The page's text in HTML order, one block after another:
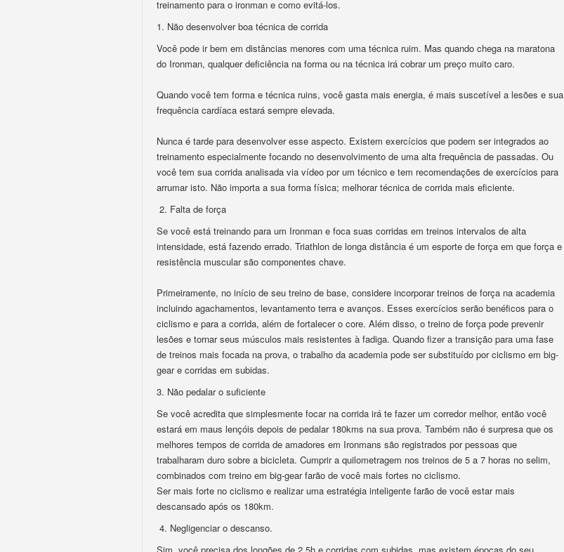
treinamento para o ironman e como evitá-los.
1. Não desenvolver boa técnica de corrida
Você pode ir bem em distâncias menores com uma técnica ruim. Mas quando chega na maratona
do Ironman, qualquer deficiência na forma ou na técnica irá cobrar um preço muito caro.
Quando você tem forma e técnica ruins, você gasta mais energia, é mais suscetível a lesões e sua
frequência cardíaca estará sempre elevada.
Nunca é tarde para desenvolver esse aspecto. Existem exercícios que podem ser integrados ao
treinamento especialmente focando no desenvolvimento de uma alta frequência de passadas. Ou
você tem sua corrida analisada via vídeo por um técnico e tem recomendações de exercícios para
arrumar isto. Não importa a sua forma física; melhorar técnica de corrida mais eficiente.
2. Falta de força
Se você está treinando para um Ironman e foca suas corridas em treinos intervalos de alta
intensidade, está fazendo errado. Triathlon de longa distância é um esporte de força em que força e
resistência muscular são componentes chave.
Primeiramente, no início de seu treino de base, considere incorporar treinos de força na academia
incluindo agachamentos, levantamento terra e avanços. Esses exercícios serão benéficos para o
ciclismo e para a corrida, além de fortalecer o core. Além disso, o treino de força pode prevenir
lesões e tornar seus músculos mais resistentes à fadiga. Quando fizer a transição para uma fase
de treinos mais focada na prova, o trabalho da academia pode ser substituído por ciclismo em big-
gear e corridas em subidas.
3. Não pedalar o suficiente
Se você acredita que simplesmente focar na corrida irá te fazer um corredor melhor, então você
estará em maus lençóis depois de pedalar 180kms na sua prova. Também não é surpresa que os
melhores tempos de corrida de amadores em Ironmans são registrados por pessoas que
trabalharam duro sobre a bicicleta. Cumprir a quilometragem nos treinos de 5 a 7 horas no selim,
combinados com treino em big-gear farão de você mais fortes no ciclismo.
Ser mais forte no ciclismo e realizar uma estratégia inteligente farão de você estar mais
descansado após os 180km.
4. Negligenciar o descanso.